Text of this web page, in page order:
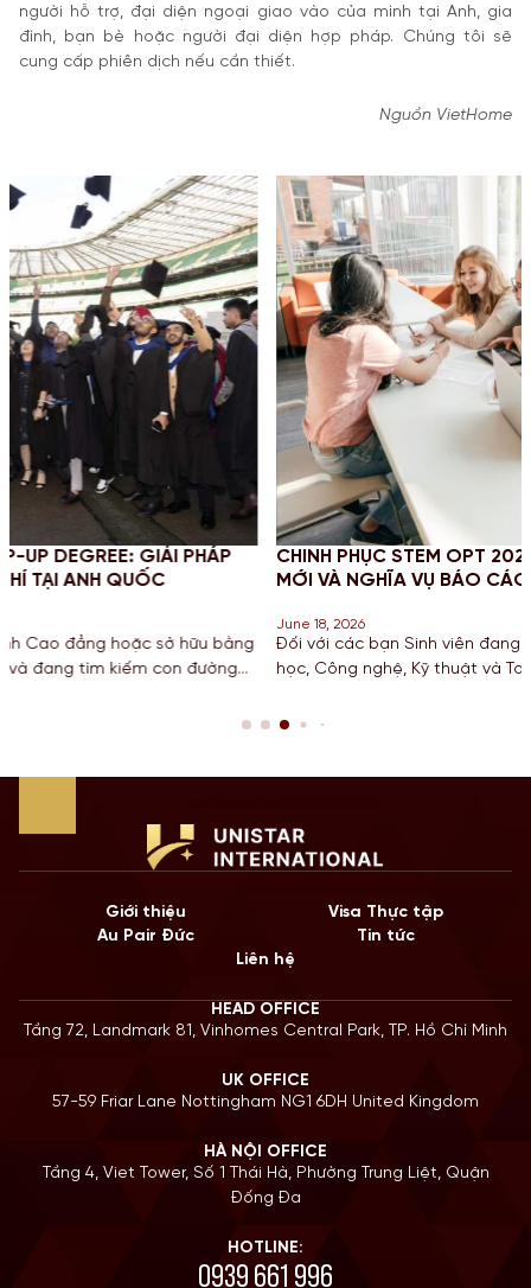
người hỗ trợ, đại diện ngoại giao vào của mình tại Anh, gia
đình, bạn bè hoặc người đại diện hợp pháp. Chúng tôi sẽ
cung cấp phiên dịch nếu cần thiết.
Nguồn VietHome
CHINH PHỤC STEM OPT 2026: CẬP NHẬT QUY ĐỊNH
MỚI VÀ NGHĨA VỤ BÁO CÁO CHO SINH VIÊN MỸ
Đối với các bạn Sinh viên đang theo đuổi khối ngành Khoa
học, Công nghệ, Kỹ thuật và Toán học tại Mỹ, chương trình
còn là “bước đệm” quan trọng cho lộ trình Định cư. Bước
Giới thiệu
Visa Thực tập
Au Pair Đức
Tin tức
Liên hệ
HEAD OFFICE
Tầng 72, Landmark 81, Vinhomes Central Park, TP. Hồ Chí Minh
UK OFFICE
57-59 Friar Lane Nottingham NG1 6DH United Kingdom
HÀ NỘI OFFICE
Tầng 4, Viet Tower, Số 1 Thái Hà, Phường Trung Liệt, Quận
Đống Đa
HOTLINE:
0939 661 996